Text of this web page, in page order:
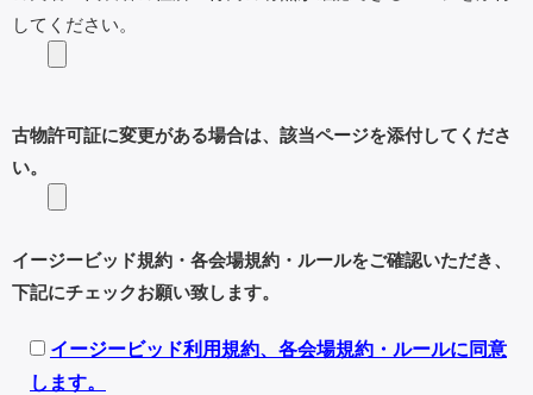
してください。
古物許可証に変更がある場合は、該当ページを添付してくださ
い。
イージービッド規約・各会場規約・ルールをご確認いただき、
下記にチェックお願い致します。
イージービッド利用規約、各会場規約・ルールに同意
します。